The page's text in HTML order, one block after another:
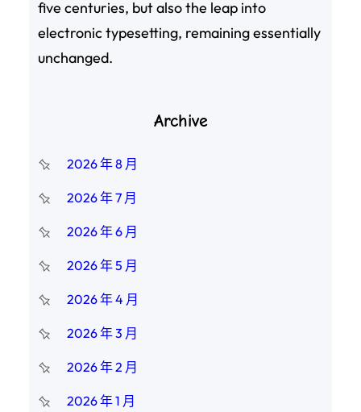
five centuries, but also the leap into
electronic typesetting, remaining essentially
unchanged.
Archive
2026 年 8 月
2026 年 7 月
2026 年 6 月
2026 年 5 月
2026 年 4 月
2026 年 3 月
2026 年 2 月
2026 年 1 月